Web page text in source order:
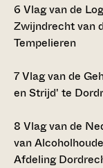
6 Vlag van de
Zwijndrecht van
Tempelieren
7Vlag van de
en Strijd' te
8 Vlag van de
van
Afdeling